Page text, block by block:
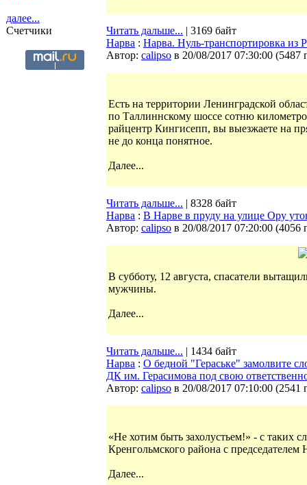
далее...
Счетчики
Читать дальше... | 3169 байт
Нарва : Нарва. Нуль-транспортировка из
Автор: calipso в 20/08/2017 07:30:00 (5487
Есть на территории Ленинградской
по Таллиннскому шоссе сотню
райцентр Кингисепп, вы выезжаете на
не до конца понятное.
Далее...
Читать дальше... | 8328 байт
Нарва : В Нарве в пруду на улице Ору
Автор: calipso в 20/08/2017 07:20:00 (4056
В субботу, 12 августа, спасатели
мужчины.
Далее...
Читать дальше... | 1434 байт
Нарва : О бедной "Гераське" замолвите
ДК им. Герасимова под свою
Автор: calipso в 20/08/2017 07:10:00 (2541
«Не хотим быть захолустьем!» - c таких
Кренгольмского района с
Далее...